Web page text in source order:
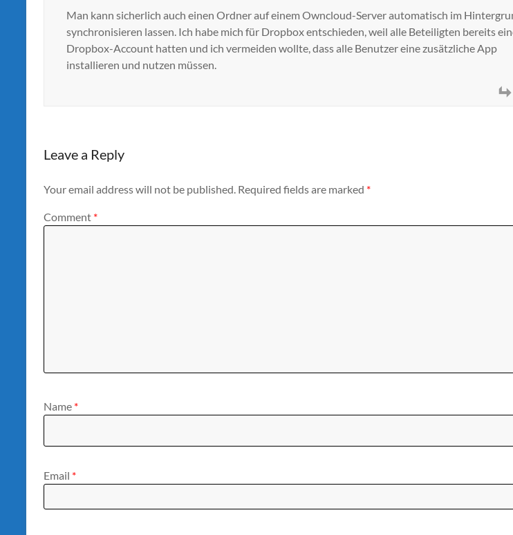
Man kann sicherlich auch einen Ordner auf einem Owncloud-Server automatisch im
synchronisieren lassen. Ich habe mich für Dropbox entschieden, weil alle Beteiligten bereits
Dropbox-Account hatten und ich vermeiden wollte, dass alle Benutzer eine zusätzliche App
installieren und nutzen müssen.
Leave a Reply
Your email address will not be published. Required fields are marked *
Comment *
Name *
Email *